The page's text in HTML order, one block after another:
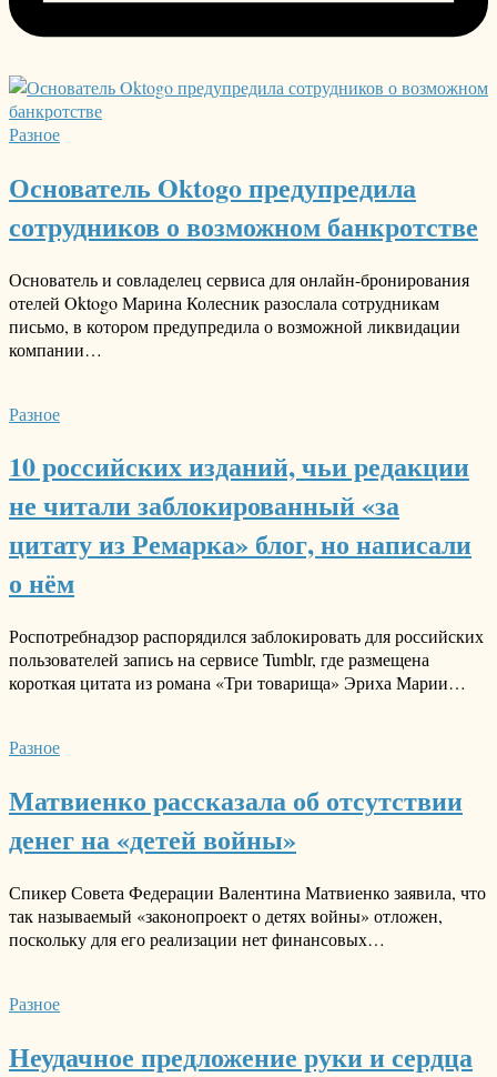
Разное
Основатель Oktogo предупредила
сотрудников о возможном банкротстве
Основатель и совладелец сервиса для онлайн-бронирования
отелей Oktogo Марина Колесник разослала сотрудникам
письмо, в котором предупредила о возможной ликвидации
компании…
Разное
10 российских изданий, чьи редакции
не читали заблокированный «за
цитату из Ремарка» блог, но написали
о нём
Роспотребнадзор распорядился заблокировать для российских
пользователей запись на сервисе Tumblr, где размещена
короткая цитата из романа «Три товарища» Эриха Марии…
Разное
Матвиенко рассказала об отсутствии
денег на «детей войны»
Спикер Совета Федерации Валентина Матвиенко заявила, что
так называемый «законопроект о детях войны» отложен,
поскольку для его реализации нет финансовых…
Разное
Неудачное предложение руки и сердца